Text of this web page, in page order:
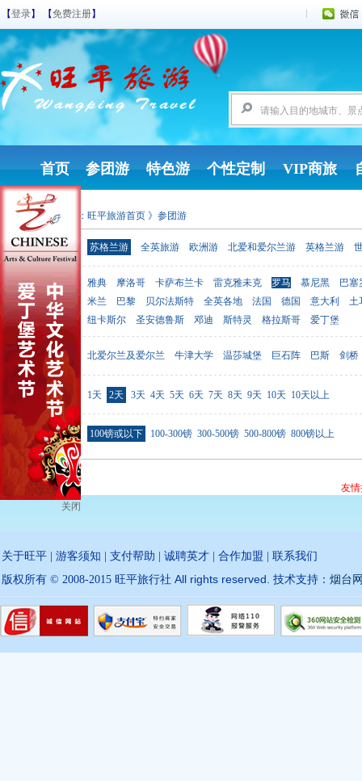
【登录】 【免费注册】
首页 参团游 特色游 个性定制 VIP商旅
您现在的位置： 旺平旅游首页 》参团游
参团游 苏格兰游 全英旅游 欧洲游 北爱和爱尔兰游 英格兰游
出发地点 雅典 摩洛哥 卡萨布兰卡 雷克雅未克 罗马 慕尼黑
巴塞
米兰
巴黎 贝尔法斯特 全英各地 法国 德国 意大利
土
纽卡斯尔
圣安德鲁斯 邓迪 斯特灵 格拉斯哥 爱丁堡
目的地点 北爱尔兰及爱尔兰 牛津大学 温莎城堡 巨石阵 巴斯 剑桥
行程天数 1天 2天 3天 4天 5天 6天 7天 8天 9天 10天 10天以上
价格范围 100镑或以下 100-300镑 300-500镑 500-800镑 800镑以上
友
关于旺平 游客须知 支付帮助 诚聘英才 合作加盟
联系我们
版权所有 © 2008-2015 旺平旅行社 All rights reserved. 技术支持： 烟台
关闭